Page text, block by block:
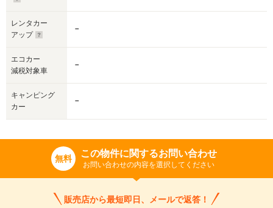
レンタカー
アップ
－
エコカー
減税対象車
－
キャンピング
カー
－
無料 この物件に関するお問い合わせ
お問い合わせの内容を選択してください
販売店から最短即日、メールで返答！